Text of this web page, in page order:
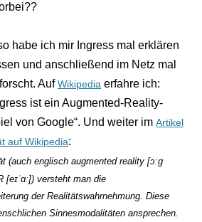
habe ich mir Ingress mal erklären
und anschließend im Netz mal
AufWikipedia erfahre ich:
ist ein Augmented-Reality-
von Google“. Und weiter im Artikel
auf Wikipedia:
(auch englisch augmented reality [ɔːɡ
[eɪˈɑː]) versteht man die
der Realitätswahrnehmung. Diese
Sinnesmodalitäten ansprechen.